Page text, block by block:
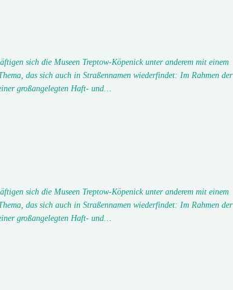
sich die Museen Treptow-Köpenick unter anderem mit einem
das sich auch in Straßennamen wiederfindet: Im Rahmen der
großangelegten Haft- und…
sich die Museen Treptow-Köpenick unter anderem mit einem
das sich auch in Straßennamen wiederfindet: Im Rahmen der
großangelegten Haft- und…